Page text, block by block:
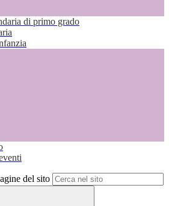
di primo grado
del sito